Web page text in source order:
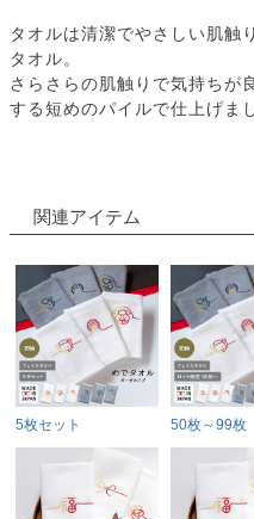
タオルは清潔でやさしい肌触
タオル。
さらさらの肌触りで気持ちが
する短めのパイルで仕上げま
関連アイテム
5枚セット 50枚～99枚